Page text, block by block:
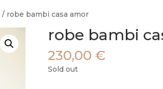
/ robe bambi casa amor
robe bambi
230,00 €
Sold out